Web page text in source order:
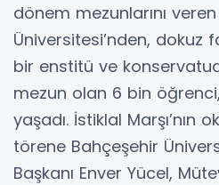
dönem mezunlarını
Üniversitesi’nden, dokuz
bir enstitü ve
mezun olan 6 bin
yaşadı. İstiklal Marşı’nın
törene Bahçeşehir
Başkanı Enver Yücel,